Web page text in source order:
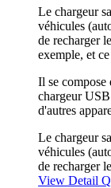
Le chargeur
véhicules
de recharger
exemple, et
Il se
chargeur
d'autres
Le chargeur
véhicules
de recharger
View Detail